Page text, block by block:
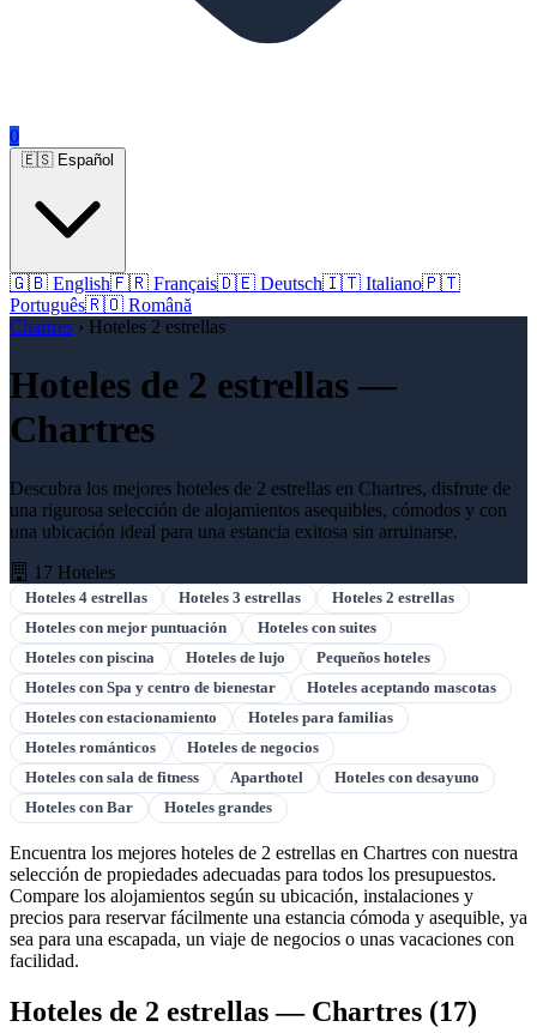
0
🇬🇧 English🇫🇷 Français🇩🇪 Deutsch🇮🇹 Italiano🇵🇹
Português🇷🇴 Română
Chartres › Hoteles 2 estrellas
Hoteles de 2 estrellas —
Chartres
Descubra los mejores hoteles de 2 estrellas en Chartres, disfrute de
una rigurosa selección de alojamientos asequibles, cómodos y con
una ubicación ideal para una estancia exitosa sin arruinarse.
17 Hoteles
Hoteles 4 estrellas Hoteles 3 estrellas
Hoteles 2 estrellas
Hoteles con mejor puntuación
Hoteles con suites
Hoteles con piscina
Hoteles de lujo
Pequeños hoteles
Hoteles con Spa y centro de bienestar
Hoteles aceptando mascotas
Hoteles con estacionamiento
Hoteles para familias
Hoteles románticos
Hoteles de negocios
Hoteles con sala de fitness
Aparthotel
Hoteles con desayuno
Hoteles con Bar
Hoteles grandes
Encuentra los mejores hoteles de 2 estrellas en Chartres con nuestra
selección de propiedades adecuadas para todos los presupuestos.
Compare los alojamientos según su ubicación, instalaciones y
precios para reservar fácilmente una estancia cómoda y asequible, ya
sea para una escapada, un viaje de negocios o unas vacaciones con
facilidad.
Hoteles de 2 estrellas — Chartres (17)